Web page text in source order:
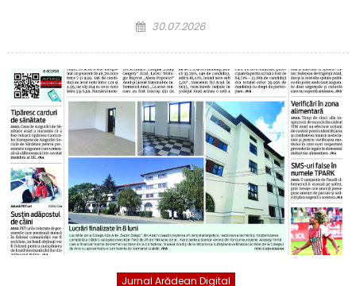
Posted on
30.07.2026
Jurnal Arădean Digital